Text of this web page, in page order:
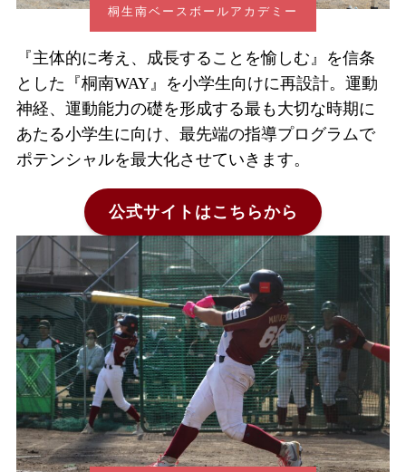
桐生南ベースボールアカデミー
『主体的に考え、成長することを愉しむ』を信条
とした『桐南WAY』を小学生向けに再設計。運動
神経、運動能力の礎を形成する最も大切な時期に
あたる小学生に向け、最先端の指導プログラムで
ポテンシャルを最大化させていきます。
公式サイトはこちらから